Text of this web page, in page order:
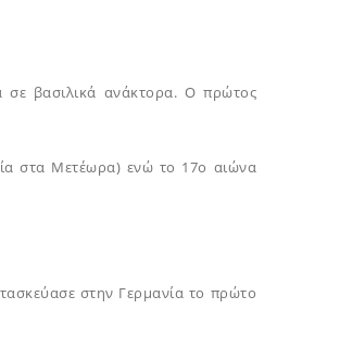
σε βασιλικά ανάκτορα. Ο πρώτος
στα Μετέωρα) ενώ το 17ο αιώνα
στην Γερμανία το πρώτο